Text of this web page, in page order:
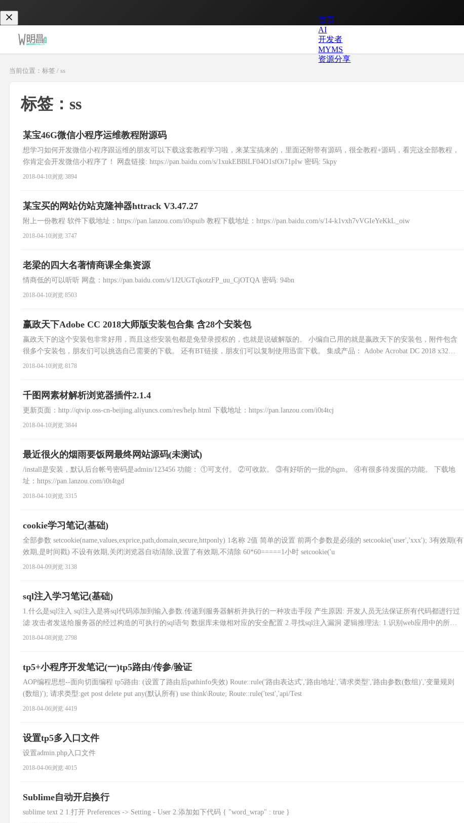
首页
AI
开发者
MYMS
资源分享
当前位置：标签 / ss
标签：ss
某宝46G微信小程序运维教程附源码
想学习如何开发微信小程序跟运维的朋友可以下载这套教程学习啦，来某宝搞来的，里面还附带有源码，很全教程+源码，看完这全部教程，
你肯定会开发微信小程序了！ 网盘链接: https://pan.baidu.com/s/1xukEBBlLF04O1sfOi71pIw 密码: 5kpy
2018-04-10浏览 3894
某宝买的网站仿站克隆神器httrack V3.47.27
附上一份教程 软件下载地址：https://pan.lanzou.com/i0spuib 教程下载地址：https://pan.baidu.com/s/14-k1vxh7vVGIeYeKkL_oiw
2018-04-10浏览 3747
老梁的四大名著情商课全集资源
情商低的可以听听 网盘：https://pan.baidu.com/s/1J2UGTqkotzFP_uu_CjOTQA 密码: 94bn
2018-04-10浏览 8503
赢政天下Adobe CC 2018大师版安装包合集 含28个安装包
嬴政天下的这个安装包非常好用，而且这些安装包都是免登录授权的，也就是说破解版的。 小编自己用的就是嬴政天下的安装包，附件包含
很多个安装包，朋友们可以挑选自己需要的下载。 还有BT链接，朋友们可以复制使用迅雷下载。 集成产品： Adobe Acrobat DC 2018 x32
2018.009.20044 Adobe After Effects CC 201
2018-04-10浏览 8178
千图网素材解析浏览器插件2.1.4
更新页面：http://qtvip.oss-cn-beijing.aliyuncs.com/res/help.html 下载地址：https://pan.lanzou.com/i0t4tcj
2018-04-10浏览 3844
最近很火的烟雨要饭网最终网站源码(未测试)
/install是安装，默认后台帐号密码是admin/123456 功能： ①可支付。 ②可收款。 ③有好听的一批的bgm。 ④有很多待发掘的功能。 下载地
址：https://pan.lanzou.com/i0t4tgd
2018-04-10浏览 3315
cookie学习笔记(基础)
全部参数 setcookie(name,values,exprice,path,domain,secure,httponly) 1名称 2值 简单的设置 前两个参数是必须的 setcookie('user','xxx'); 3有效期(有
效期,是时间戳) 不设有效期,关闭浏览器自动清除,设置了有效期,不清除 60*60=====1小时 setcookie('u
2018-04-09浏览 3138
sql注入学习笔记(基础)
1.什么是sql注入 sql注入是将sql代码添加到输入参数.传递到服务器解析并执行的一种攻击手段 产生原因: 开发人员无法保证所有代码都进行过
滤 攻击者发送给服务器的经过构造的可执行的sql语句 数据库未做相对应的安全配置 2.寻找sql注入漏洞 逻辑推理法: 1.识别web应用中的所有
输入点(get/post/http头信息) get: a.php?id
2018-04-08浏览 2798
tp5+小程序开发笔记(一)tp5路由/传参/验证
AOP编程思想--面向切面编程 tp5路由: (设置了路由后pathinfo失效) Route::rule('路由表达式','路由地址','请求类型','路由参数(数组)','变量规则
(数组)'); 请求类型:get post delete put any(默认所有) use think\Route; Route::rule('test','api/Test
2018-04-06浏览 4419
设置tp5多入口文件
设置admin.php入口文件
2018-04-06浏览 4015
Sublime自动开启换行
sublime text 2 1.打开 Preferences -> Setting - User 2.添加如下代码 { "word_wrap" : true }